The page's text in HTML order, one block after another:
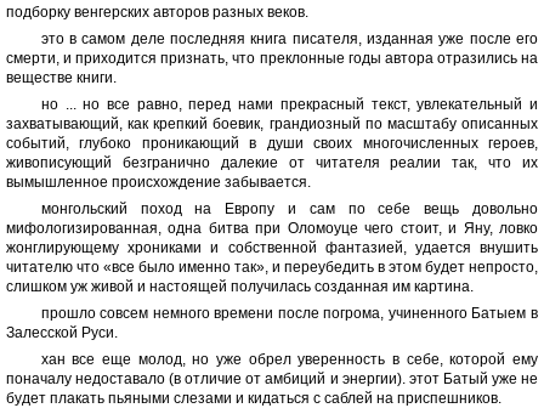
подборку венгерских авторов разных веков.
это в самом деле последняя книга писателя, изданная уже после его
смерти, и приходится признать, что преклонные годы автора отразились на
веществе книги.
но ... но все равно, перед нами прекрасный текст, увлекательный и
захватывающий, как крепкий боевик, грандиозный по масштабу описанных
событий, глубоко проникающий в души своих многочисленных героев,
живописующий безгранично далекие от читателя реалии так, что их
вымышленное происхождение забывается.
монгольский поход на Европу и сам по себе вещь довольно
мифологизированная, одна битва при Оломоуце чего стоит, и Яну, ловко
жонглирующему хрониками и собственной фантазией, удается внушить
читателю что «все было именно так», и переубедить в этом будет непросто,
слишком уж живой и настоящей получилась созданная им картина.
прошло совсем немного времени после погрома, учиненного Батыем в
Залесской Руси.
хан все еще молод, но уже обрел уверенность в себе, которой ему
поначалу недоставало (в отличие от амбиций и энергии). этот Батый уже не
будет плакать пьяными слезами и кидаться с саблей на приспешников.